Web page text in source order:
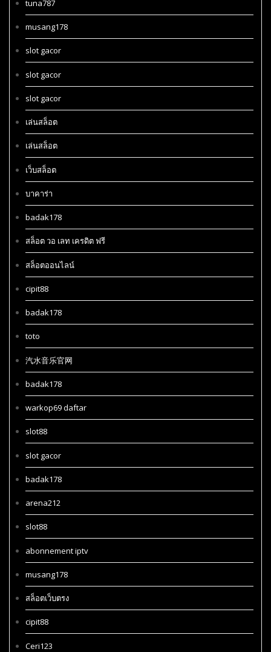
tuna787
musang178
slot gacor
slot gacor
slot gacor
เล่นสล็อต
เล่นสล็อต
เว็บสล็อต
บาคาร่า
badak178
สล็อต วอ เลท เครดิต ฟรี
สล็อตออนไลน์
cipit88
badak178
toto
汽水音乐官网
badak178
warkop69 daftar
slot88
slot gacor
badak178
arena212
slot88
abonnement iptv
musang178
สล็อตเว็บตรง
cipit88
Ceri123